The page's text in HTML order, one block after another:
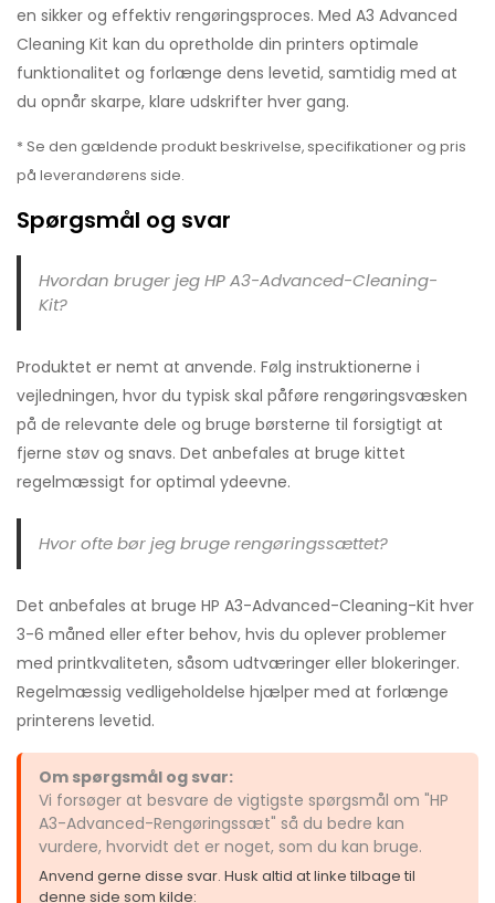
en sikker og effektiv rengøringsproces. Med A3 Advanced
Cleaning Kit kan du opretholde din printers optimale
funktionalitet og forlænge dens levetid, samtidig med at
du opnår skarpe, klare udskrifter hver gang.
* Se den gældende produkt beskrivelse, specifikationer og pris
på leverandørens side.
Spørgsmål og svar
Hvordan bruger jeg HP A3-Advanced-Cleaning-
Kit?
Produktet er nemt at anvende. Følg instruktionerne i
vejledningen, hvor du typisk skal påføre rengøringsvæsken
på de relevante dele og bruge børsterne til forsigtigt at
fjerne støv og snavs. Det anbefales at bruge kittet
regelmæssigt for optimal ydeevne.
Hvor ofte bør jeg bruge rengøringssættet?
Det anbefales at bruge HP A3-Advanced-Cleaning-Kit hver
3-6 måned eller efter behov, hvis du oplever problemer
med printkvaliteten, såsom udtværinger eller blokeringer.
Regelmæssig vedligeholdelse hjælper med at forlænge
printerens levetid.
Om spørgsmål og svar:
Vi forsøger at besvare de vigtigste spørgsmål om "HP
A3-Advanced-Rengøringssæt" så du bedre kan
vurdere, hvorvidt det er noget, som du kan bruge.
Anvend gerne disse svar. Husk altid at linke tilbage til
denne side som kilde: